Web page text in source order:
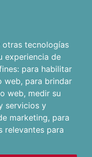
tecnologías
experiencia de
para habilitar
web, para brindar
web, medir su
servicios y
marketing, para
relevantes para